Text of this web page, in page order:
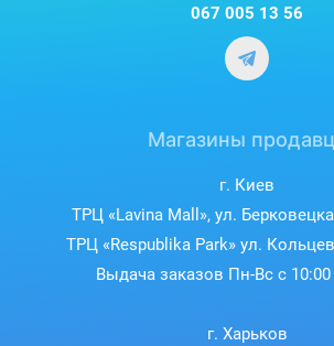
067 005 13 56
Магазины
г. Киев
ТРЦ «Lavina Mall», ул.
ТРЦ «Respublika Park» ул.
Выдача заказов Пн-Вс с 10:00
г. Харьков